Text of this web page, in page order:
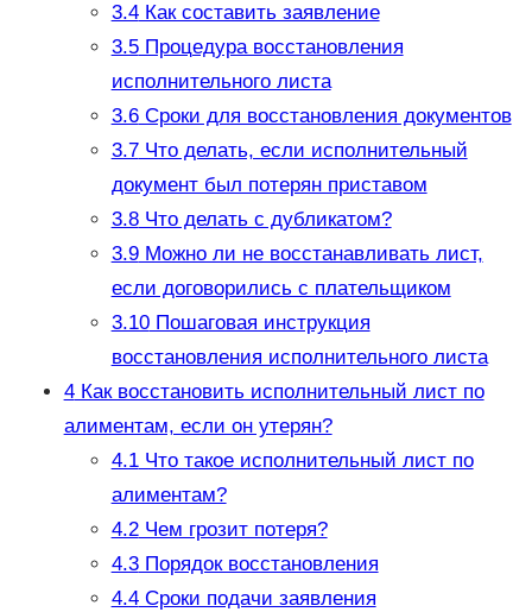
3.4Как составить заявление
3.5Процедура восстановления
исполнительного листа
3.6Сроки для восстановления документов
3.7Что делать, если исполнительный
документ был потерян приставом
3.8Что делать с дубликатом?
3.9Можно ли не восстанавливать лист,
если договорились с плательщиком
3.10Пошаговая инструкция
восстановления исполнительного листа
4Как восстановить исполнительный лист по
алиментам, если он утерян?
4.1Что такое исполнительный лист по
алиментам?
4.2Чем грозит потеря?
4.3Порядок восстановления
4.4Сроки подачи заявления